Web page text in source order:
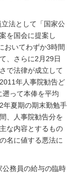
法として「国家公
を国会に提案し
おいてわずか3時間
、さらに2月29日
で法律が成立して
年人事院勧告ど
って本俸を平均
夏期の期末勤勉手
、人事院勧告分を
な内容とするもの
名に値する悪法に
務員の給与の臨時